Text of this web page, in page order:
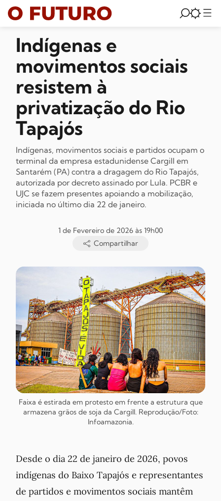
Indígenas e
movimentos sociais
resistem à
privatização do Rio
Tapajós
Indígenas, movimentos sociais e partidos ocupam o
terminal da empresa estadunidense Cargill em
Santarém (PA) contra a dragagem do Rio Tapajós,
autorizada por decreto assinado por Lula. PCBR e
UJC se fazem presentes apoiando a mobilização,
iniciada no último dia 22 de janeiro.
1 de Fevereiro de 2026 às 19h00
Compartilhar
Faixa é estirada em protesto em frente a estrutura que
armazena grãos de soja da Cargill. Reprodução/Foto:
Infoamazonia.
Desde o dia 22 de janeiro de 2026, povos
indígenas do Baixo Tapajós e representantes
de partidos e movimentos sociais mantêm